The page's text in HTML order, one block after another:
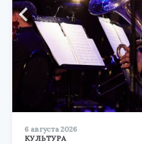
6 августа 2026
КУЛЬТУРА